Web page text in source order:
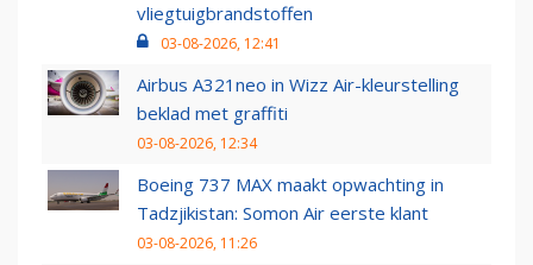
vliegtuigbrandstoffen
03-08-2026, 12:41
Airbus A321neo in Wizz Air-kleurstelling
beklad met graffiti
03-08-2026, 12:34
Boeing 737 MAX maakt opwachting in
Tadzjikistan: Somon Air eerste klant
03-08-2026, 11:26